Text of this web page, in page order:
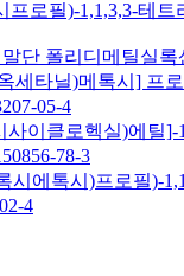
프로필)-1,1,3,3-테
단 폴리디메틸실록
세타닐)메톡시] 프
05-4
사이클로헥실)에틸]-
78-3
시에톡시)프로필)-
4